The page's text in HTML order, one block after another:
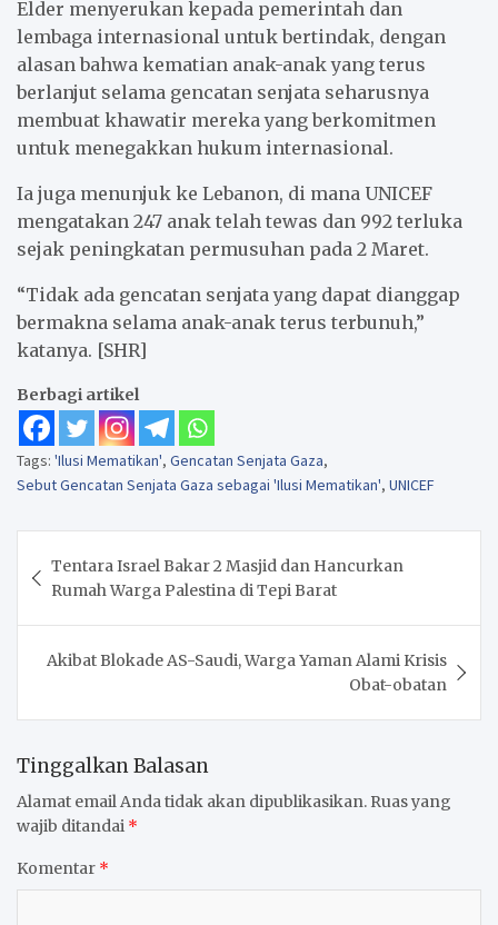
Elder menyerukan kepada pemerintah dan
lembaga internasional untuk bertindak, dengan
alasan bahwa kematian anak-anak yang terus
berlanjut selama gencatan senjata seharusnya
membuat khawatir mereka yang berkomitmen
untuk menegakkan hukum internasional.
Ia juga menunjuk ke Lebanon, di mana UNICEF
mengatakan 247 anak telah tewas dan 992 terluka
sejak peningkatan permusuhan pada 2 Maret.
“Tidak ada gencatan senjata yang dapat dianggap
bermakna selama anak-anak terus terbunuh,”
katanya. [SHR]
Berbagi artikel
Tags: 'Ilusi Mematikan', Gencatan Senjata Gaza,
Sebut Gencatan Senjata Gaza sebagai 'Ilusi Mematikan', UNICEF
posTentara Israel Bakar 2 Masjid dan Hancurkan
Rumah Warga Palestina di Tepi Barat
Akibat Blokade AS-Saudi, Warga Yaman Alami Krisis
Obat-obatan
Tinggalkan Balasan
Alamat email Anda tidak akan dipublikasikan. Ruas yang
wajib ditandai *
Komentar *